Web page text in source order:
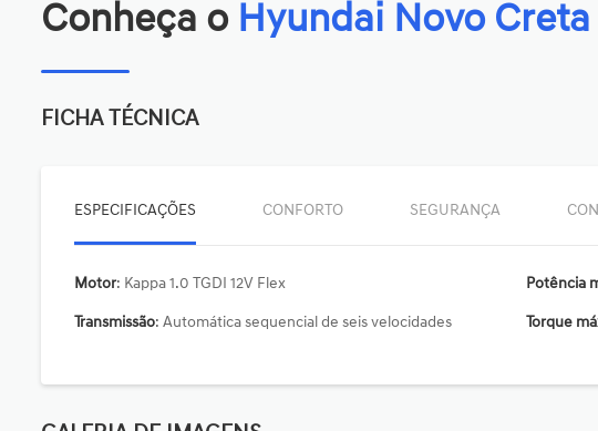
Conheça o Hyundai Novo
FICHA TÉCNICA
ESPECIFICAÇÕES CONFORTO SEGURANÇA
Motor : Kappa 1.0 TGDI 12V Flex
Transmissão : Automática sequencial de seis velocidades
Potência
Torque